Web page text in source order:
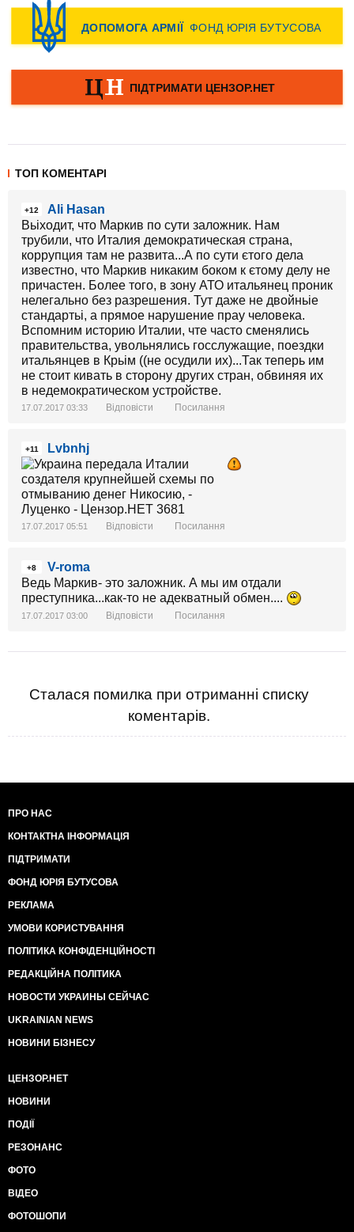
ТОП КОМЕНТАРІ
+12
Ali Hasan
Вьіходит, что Маркив по сути заложник. Нам
трубили, что Италия демократическая страна,
коррупция там не развита...А по сути єтого дела
известно, что Маркив никаким боком к єтому делу не
причастен. Более того, в зону АТО итальянец проник
нелегально без разрешения. Тут даже не двойньіе
стандартьі, а прямое нарушение прау человека.
Вспомним историю Италии, чте часто сменялись
правительства, увольнялись госслужащие, поездки
итальянцев в Крьім ((не осудили их)...Так теперь им
не стоит кивать в сторону других стран, обвиняя их
в недемократическом устройстве.
17.07.2017 03:33 Відповісти Посилання
+11 Lvbnhj
17.07.2017 05:51 Відповісти Посилання
+8
V-roma
Ведь Маркив- это заложник. А мы им отдали
преступника...как-то не адекватный обмен....
17.07.2017 03:00 Відповісти Посилання
Сталася помилка при отриманні списку
коментарів.
ПРО НАС
КОНТАКТНА ІНФОРМАЦІЯ
ПІДТРИМАТИ
ФОНД ЮРІЯ БУТУСОВА
РЕКЛАМА
УМОВИ КОРИСТУВАННЯ
ПОЛІТИКА КОНФІДЕНЦІЙНОСТІ
РЕДАКЦІЙНА ПОЛІТИКА
НОВОСТИ УКРАИНЫ СЕЙЧАС
UKRAINIAN NEWS
НОВИНИ БІЗНЕСУ
ЦЕНЗОР.НЕТ
НОВИНИ
ПОДІЇ
РЕЗОНАНС
ФОТО
ВІДЕО
ФОТОШОПИ